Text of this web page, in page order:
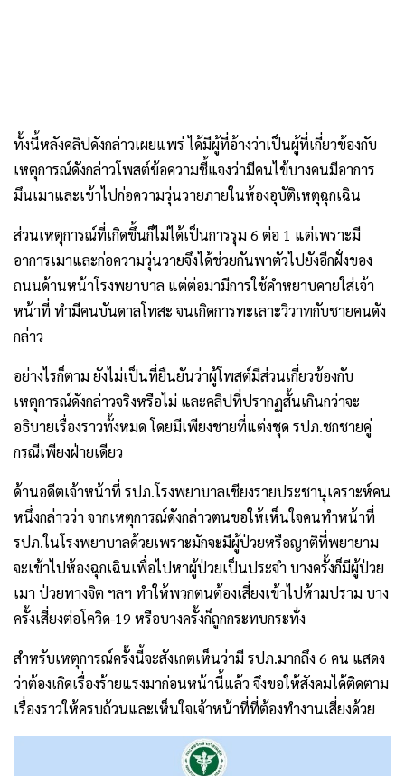
ทั้งนี้หลังคลิปดังกล่าวเผยแพร่ ได้มีผู้ที่อ้างว่าเป็นผู้ที่เกี่ยวข้องกับ
เหตุการณ์ดังกล่าวโพสต์ข้อความชี้แจงว่ามีคนไข้บางคนมีอาการ
มึนเมาและเข้าไปก่อความวุ่นวายภายในห้องอุบัติเหตุฉุกเฉิน
ส่วนเหตุการณ์ที่เกิดขึ้นก็ไม่ได้เป็นการรุม 6 ต่อ 1 แต่เพราะมี
อาการเมาและก่อความวุ่นวายจึงได้ช่วยกันพาตัวไปยังอีกฝั่งของ
ถนนด้านหน้าโรงพยาบาล แต่ต่อมามีการใช้คำหยาบคายใส่เจ้า
หน้าที่ ทำมีคนบันดาลโทสะ จนเกิดการทะเลาะวิวาทกับชายคนดัง
กล่าว
อย่างไรก็ตาม ยังไม่เป็นที่ยืนยันว่าผู้โพสต์มีส่วนเกี่ยวข้องกับ
เหตุการณ์ดังกล่าวจริงหรือไม่ และคลิปที่ปรากฏสั้นเกินกว่าจะ
อธิบายเรื่องราวทั้งหมด โดยมีเพียงชายที่แต่งชุด รปภ.ชกชายคู่
กรณีเพียงฝ่ายเดียว
ด้านอดีตเจ้าหน้าที่ รปภ.โรงพยาบาลเชียงรายประชานุเคราะห์คน
หนึ่งกล่าวว่า จากเหตุการณ์ดังกล่าวตนขอให้เห็นใจคนทำหน้าที่
รปภ.ในโรงพยาบาลด้วยเพราะมักจะมีผู้ป่วยหรือญาติที่พยายาม
จะเข้าไปห้องฉุกเฉินเพื่อไปหาผู้ป่วยเป็นประจำ บางครั้งก็มีผู้ป่วย
เมา ป่วยทางจิต ฯลฯ ทำให้พวกตนต้องเสี่ยงเข้าไปห้ามปราม บาง
ครั้งเสี่ยงต่อโควิด-19 หรือบางครั้งก็ถูกกระทบกระทั่ง
สำหรับเหตุการณ์ครั้งนี้จะสังเกตเห็นว่ามี รปภ.มากถึง 6 คน แสดง
ว่าต้องเกิดเรื่องร้ายแรงมาก่อนหน้านี้แล้ว จึงขอให้สังคมได้ติดตาม
เรื่องราวให้ครบถ้วนและเห็นใจเจ้าหน้าที่ที่ต้องทำงานเสี่ยงด้วย